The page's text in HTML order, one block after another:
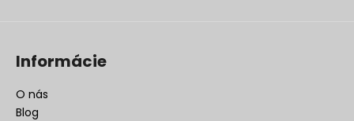
Informácie
O nás
Blog